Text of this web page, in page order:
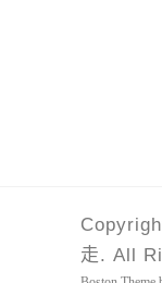
走. All